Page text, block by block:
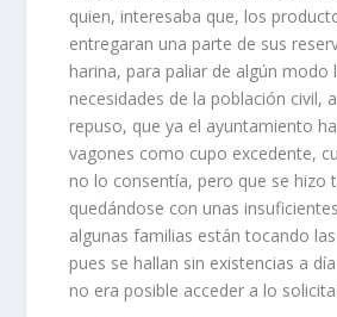
quien, interesaba que, los
entregaran una parte de sus
harina, para paliar de algún modo
necesidades de la población civil,
repuso, que ya el ayuntamiento
vagones como cupo excedente,
no lo consentía, pero que se hizo
quedándose con unas
algunas familias están tocando
pues se hallan sin existencias a
no era posible acceder a lo